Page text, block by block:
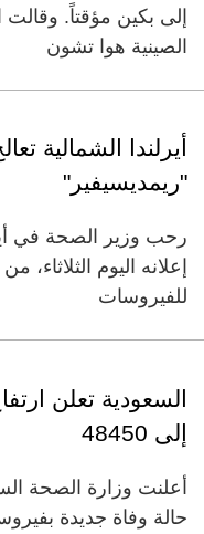
إلى بكين مؤقتاً. وقالت
الصينية هوا تشون
أيرلندا الشمالية
"ريمديسيفير"
رحب وزير الصحة في
إعلانه اليوم
للفيروسات
السعودية تعلن
إلى 48450
حالة وفاة جديدة